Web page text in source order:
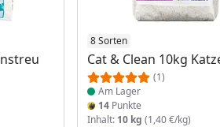
8 Sorten
Cat & Clean 10kg
(1)
Produkt am Lager
Am Lager
14Punkte
Inhalt: 10 kg (1,40 €/kg)